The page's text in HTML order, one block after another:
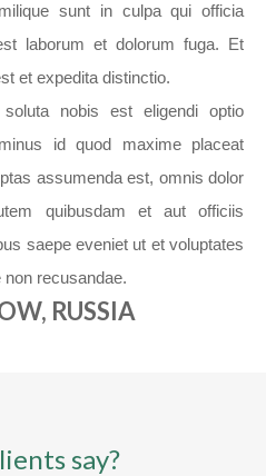
sunt in culpa qui officia
laborum et dolorum fuga. Et
et expedita distinctio.
nobis est eligendi optio
id quod maxime placeat
assumenda est, omnis dolor
quibusdam et aut officiis
saepe eveniet ut et voluptates
non recusandae.
RUSSIA
say?